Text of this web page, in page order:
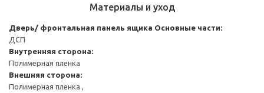
Материалы и уход
Дверь/ фронтальная панель ящика Основные части:
ДСП
Внутренняя сторона:
Полимерная пленка
Внешняя сторона:
Полимерная пленка ,